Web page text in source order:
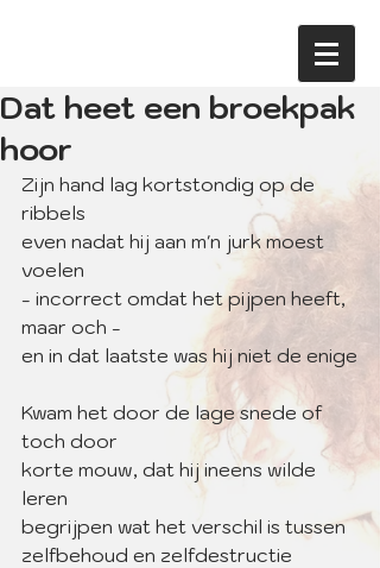
Dat heet een broekpak
hoor
Zijn hand lag kortstondig op de
ribbels
even nadat hij aan m'n jurk moest
voelen
- incorrect omdat het pijpen heeft,
maar och -
en in dat laatste was hij niet de enige
Kwam het door de lage snede of
toch door
korte mouw, dat hij ineens wilde
leren
begrijpen wat het verschil is tussen
zelfbehoud en zelfdestructie